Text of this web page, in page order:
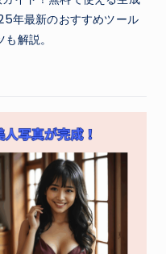
年最新のおすすめツール
解説。